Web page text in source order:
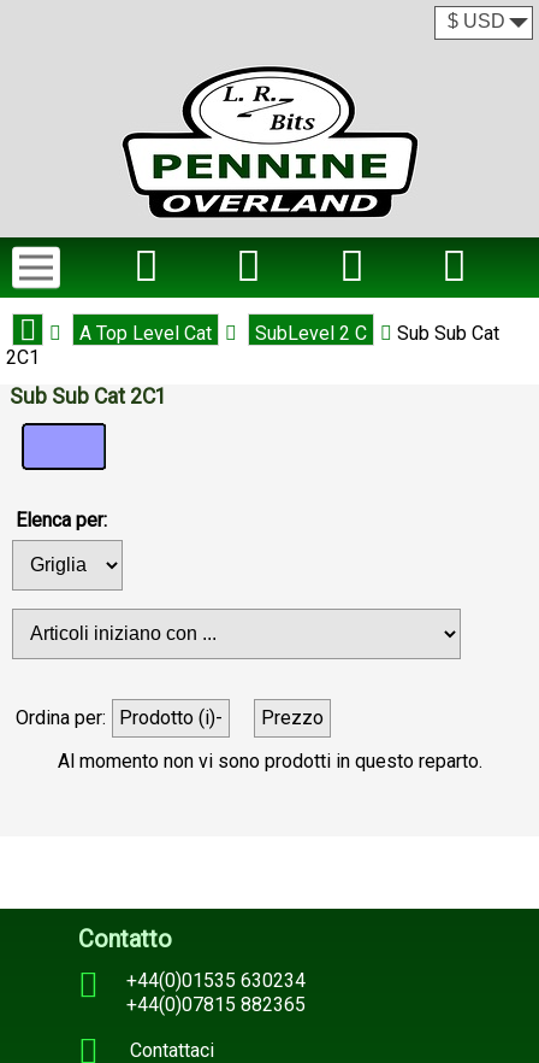
A Top Level Cat SubLevel 2 C
Sub Sub Cat
2C1
Sub Sub Cat 2C1
Elenca per:
Ordina per: Prodotto (i)-
Prezzo
Al momento non vi sono prodotti in questo reparto.
Contatto
+44(0)01535 630234
+44(0)07815 882365
Contattaci